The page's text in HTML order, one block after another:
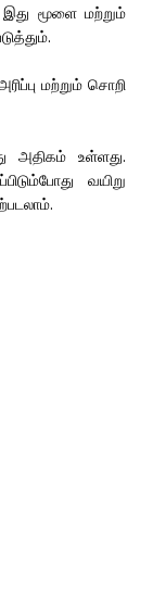
மூளை மற்றும்
மற்றும் சொறி
அதிகம் உள்ளது.
வயிறு